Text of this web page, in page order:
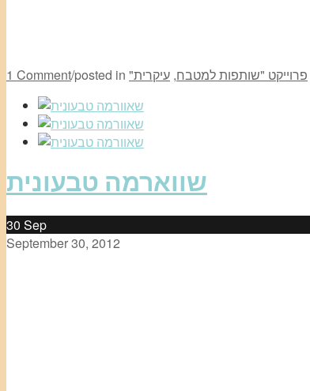
1 Comment/posted in "פרוייקט "שותפות למטבח, עיקרית
שווארמה טבעונית
30 Sep
September 30, 2012